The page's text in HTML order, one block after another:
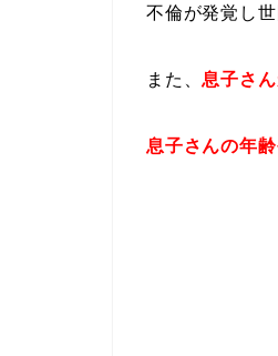
不倫が発覚し
また、 息子さ
息子さんの年